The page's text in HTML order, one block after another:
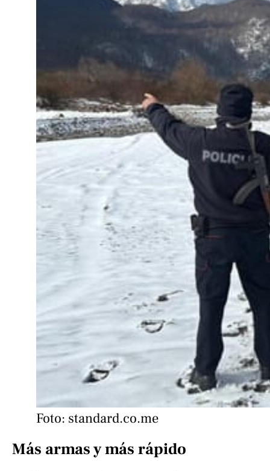
Foto: standard.co.me
Más armas y más rápido